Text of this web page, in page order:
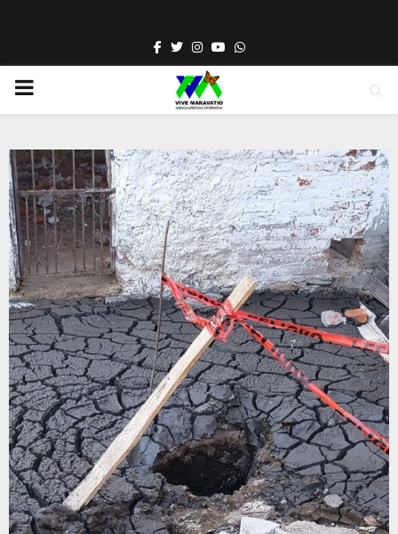
Facebook
TwitterInstagram
YoutubeWhatsapp
PRIMARY